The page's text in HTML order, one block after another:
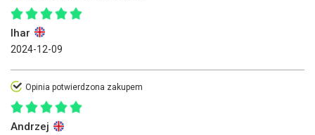
Ihar
2024-12-09
Opinia potwierdzona zakupem
Andrzej